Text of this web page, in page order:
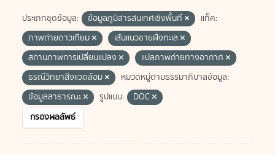
ประเภทชุดข้อมูล: ข้อมูลภูมิสารสนเทศเชิงพื้นที่
แท็ค:
ภาพถ่ายดาวเทียม
เส้นแนวชายฝั่งทะเล
สถานภาพการเปลี่ยนแปลง
แปลภาพถ่ายทางอากาศ
ธรณีวิทยาสิ่งแวดล้อม
หมวดหมู่ตามธรรมาภิบาลข้อมูล:
ข้อมูลสาธารณะ
รูปแบบ:
DOC
กรองผลลัพธ์